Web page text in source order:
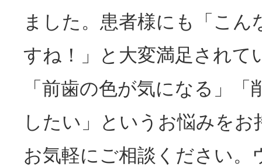
ました。患者様にも「こん
すね！」と大変満足されて
「前歯の色が気になる」
したい」というお悩みを
お気軽にご相談ください。